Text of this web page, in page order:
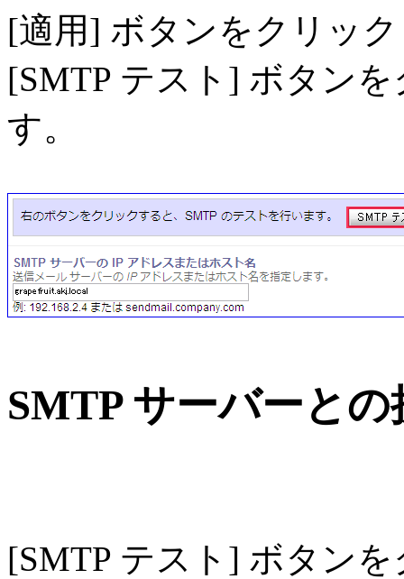
[適用] ボタンをクリッ
[SMTP テスト] ボタン
す。
SMTP サーバーと
[SMTP テスト] ボタン